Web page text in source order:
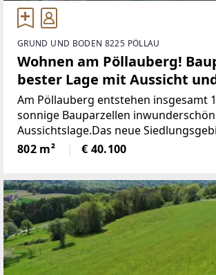
GRUND UND BODEN 8225 PÖLLAU
Wohnen am Pöllauberg!
bester Lage mit Aussicht
Lebensqualität!
Am Pöllauberg entstehen insgesamt
sonnige Bauparzellen
Aussichtslage.Das neue
am Rande des Ortes, mit
vor der Haustür und nur wenigen
802 m² € 40.100